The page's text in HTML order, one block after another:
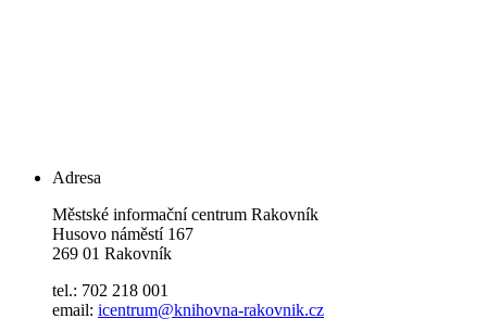
Adresa
Městské informační centrum Rakovník
Husovo náměstí 167
269 01 Rakovník
tel.: 702 218 001
email: icentrum@knihovna-rakovnik.cz